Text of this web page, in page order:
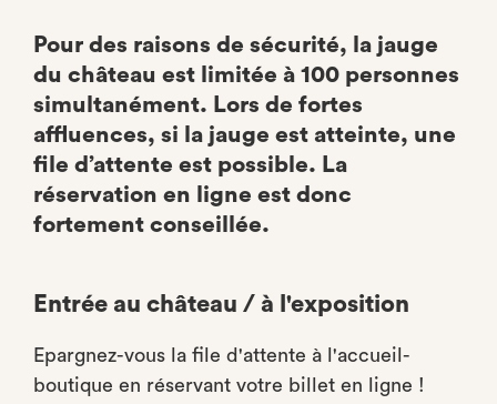
Pour des raisons de sécurité, la jauge
du château est limitée à 100 personnes
simultanément. Lors de fortes
affluences, si la jauge est atteinte, une
file d’attente est possible. La
réservation en ligne est donc
fortement conseillée.
Entrée au château / à l'exposition
Epargnez-vous la file d'attente à l'accueil-
boutique en réservant votre billet en ligne !